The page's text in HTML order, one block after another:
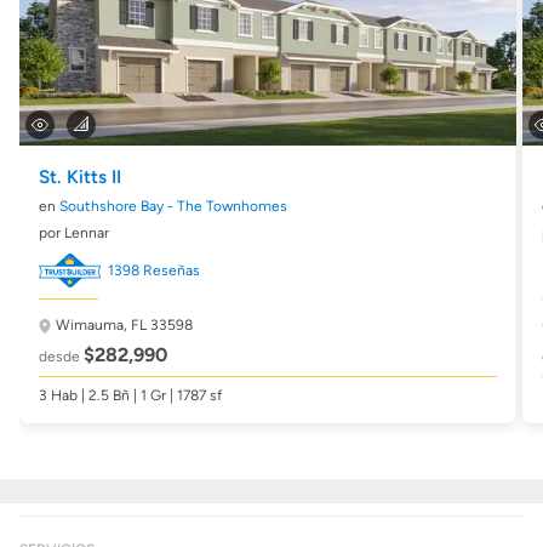
St. Kitts II
en Southshore Bay - The Townhomes
por Lennar
1398 Reseñas
Wimauma, FL 33598
desde $282,990
3 Hab | 2.5 Bñ | 1 Gr | 1787 sf